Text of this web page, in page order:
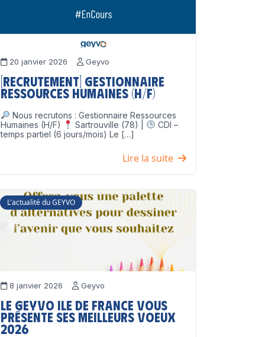
20 janvier 2026 Geyvo
[Recrutement] Gestionnaire
Ressources Humaines (H/F)
Nous recrutons : Gestionnaire Ressources
Humaines (H/F)
Sartrouville (78) |
CDI –
temps partiel (6 jours/mois) Le […]
Lire la suite
L'actualité du GEYVO
8 janvier 2026 Geyvo
Le GEYVO Ile de France vous
présente ses meilleurs voeux
2026